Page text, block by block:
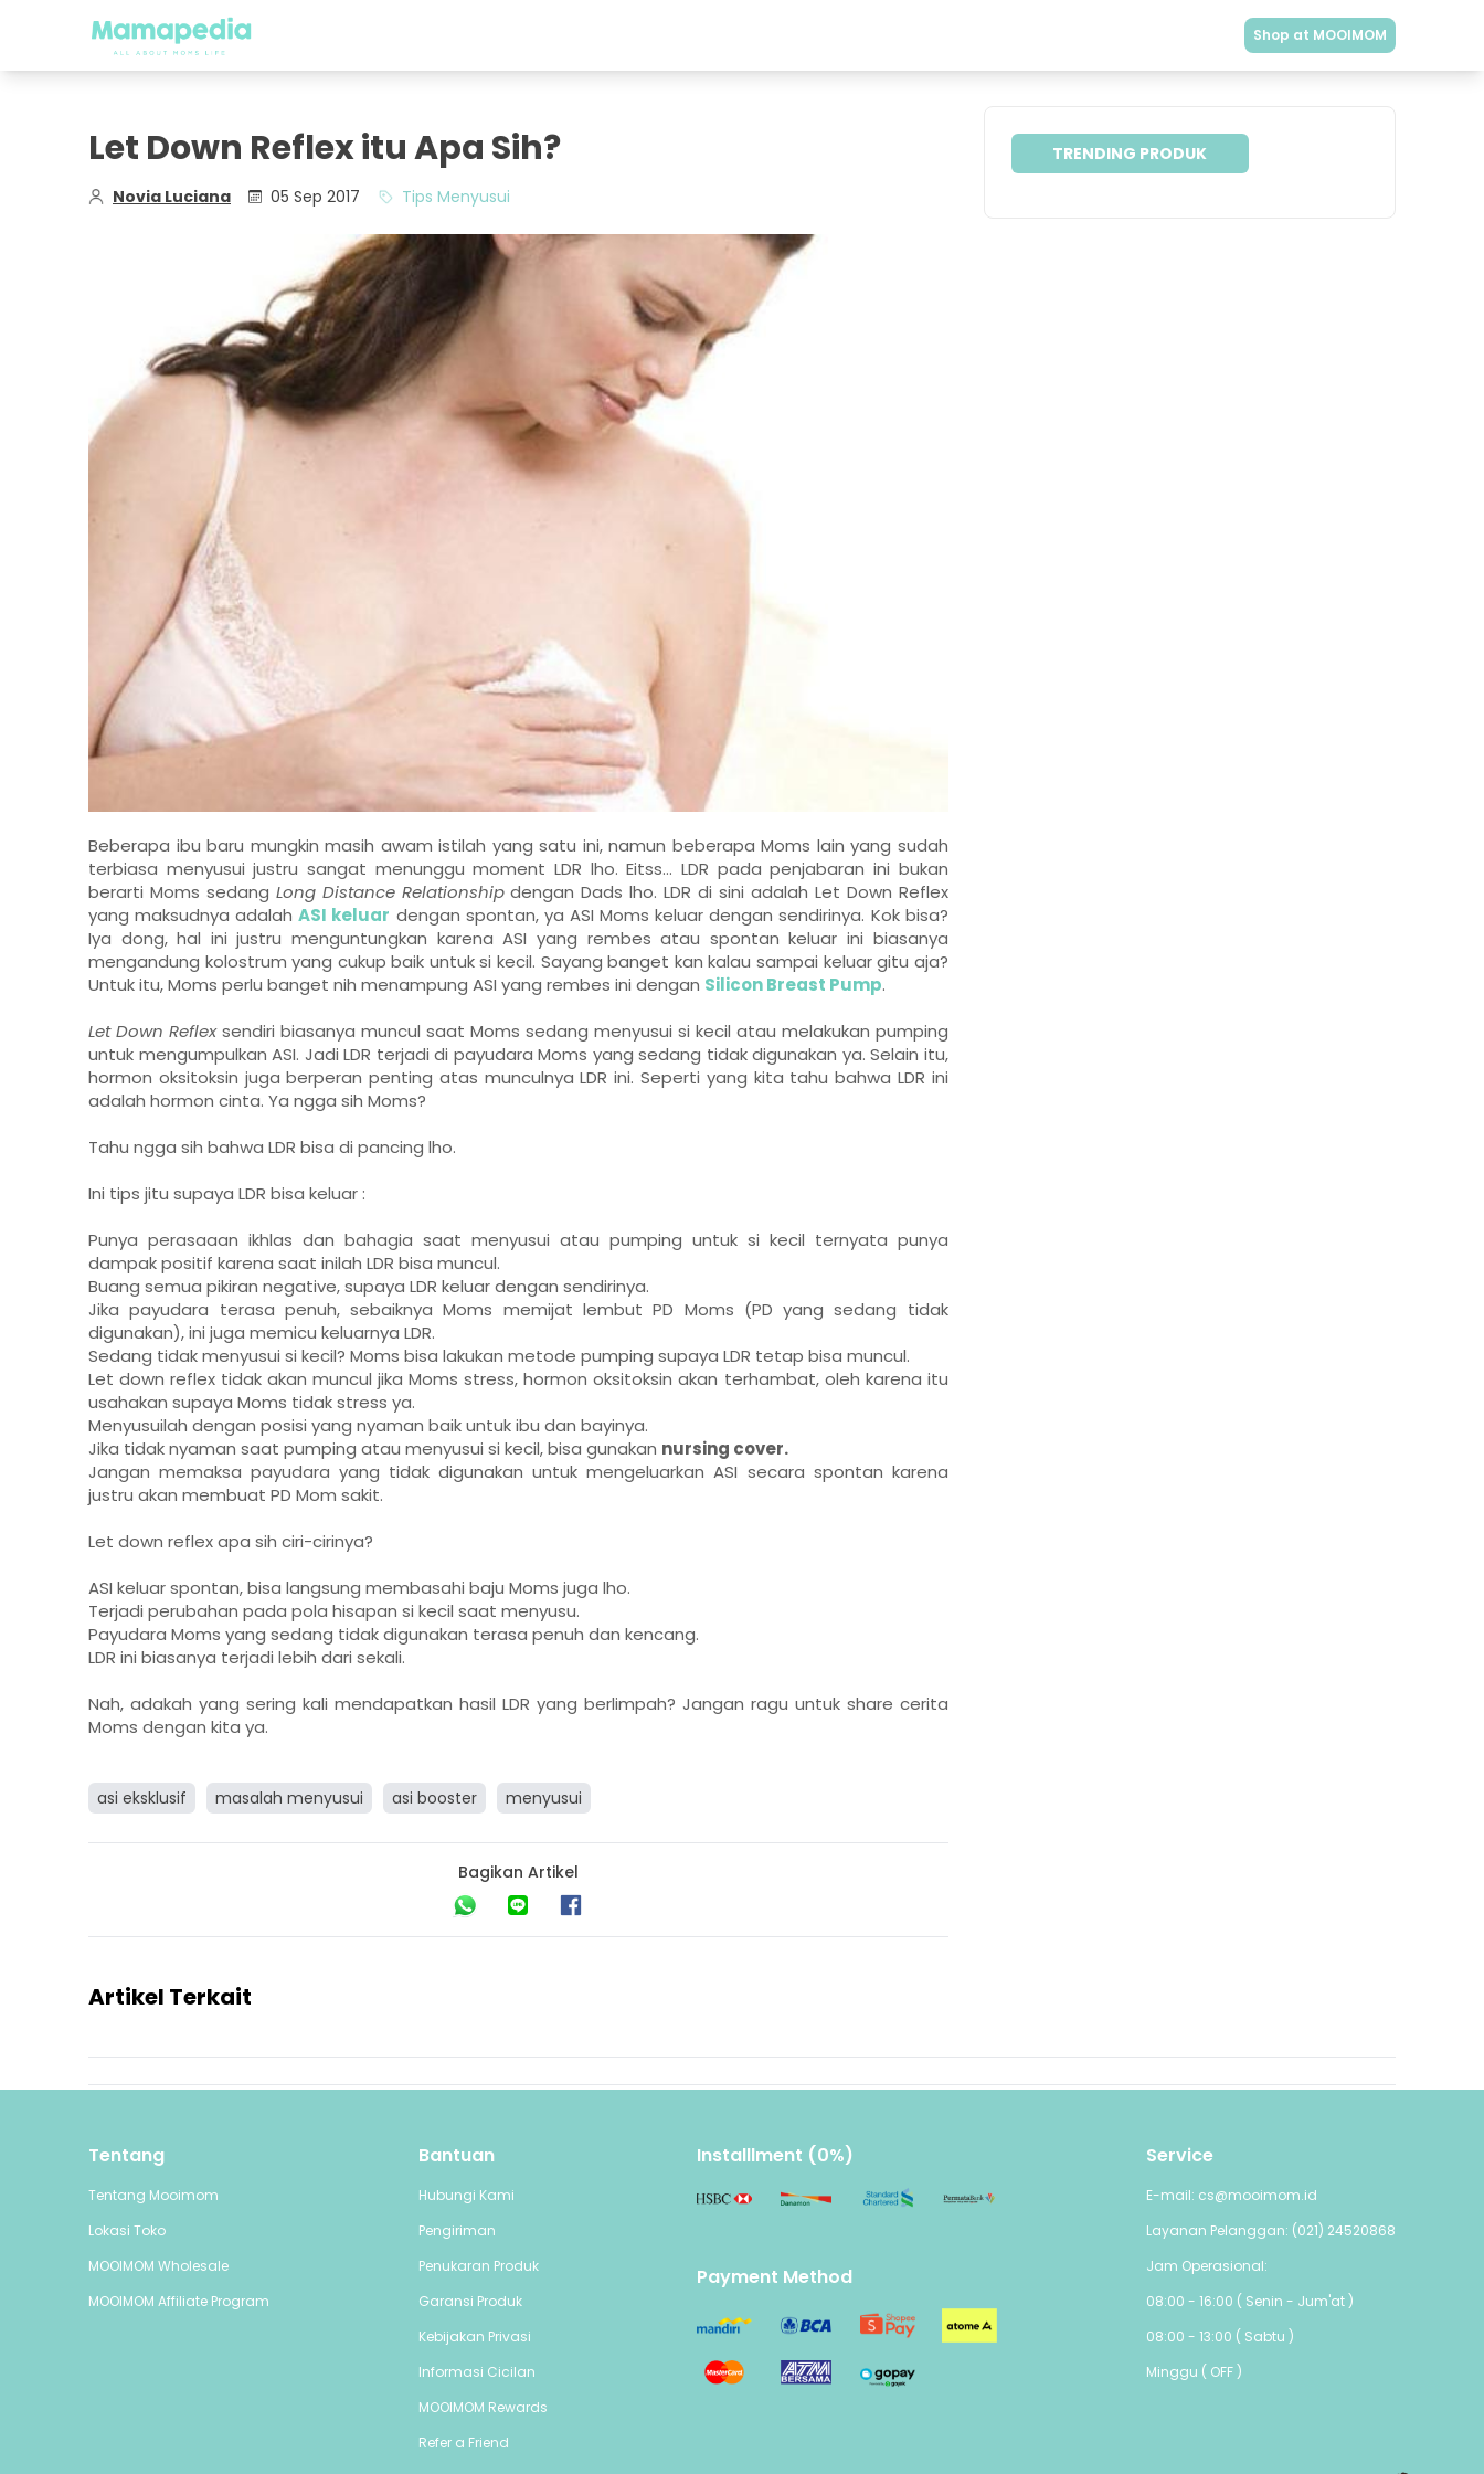
Shop at MOOIMOM
Let Down Reflex itu Apa Sih?
Novia Luciana 05 Sep 2017 Tips Menyusui
Beberapa ibu baru mungkin masih awam istilah yang satu ini, namun beberapa Moms lain yang sudah
terbiasa menyusui justru sangat menunggu moment LDR lho. Eitss… LDR pada penjabaran ini bukan
berarti Moms sedang Long Distance Relationshipdengan Dads lho. LDR di sini adalah Let Down Reflex
yang maksudnya adalahASI keluar dengan spontan, ya ASI Moms keluar dengan sendirinya. Kok bisa?
Iya dong, hal ini justru menguntungkan karena ASI yang rembes atau spontan keluar ini biasanya
mengandung kolostrum yang cukup baik untuk si kecil. Sayang banget kan kalau sampai keluar gitu aja?
Untuk itu, Moms perlu banget nih menampung ASI yang rembes ini dengan Silicon Breast Pump.
Let Down Reflexsendiri biasanya muncul saat Moms sedang menyusui si kecil atau melakukan pumping
untuk mengumpulkan ASI. Jadi LDR terjadi di payudara Moms yang sedang tidak digunakan ya. Selain itu,
hormon oksitoksin juga berperan penting atas munculnya LDR ini. Seperti yang kita tahu bahwa LDR ini
adalah hormon cinta. Ya ngga sih Moms?
Tahu ngga sih bahwa LDR bisa di pancing lho.
Ini tips jitu supaya LDR bisa keluar :
Punya perasaaan ikhlas dan bahagia saat menyusui atau pumping untuk si kecil ternyata punya
dampak positif karena saat inilah LDR bisa muncul.
Buang semua pikiran negative, supaya LDR keluar dengan sendirinya.
Jika payudara terasa penuh, sebaiknya Moms memijat lembut PD Moms (PD yang sedang tidak
digunakan), ini juga memicu keluarnya LDR.
Sedang tidak menyusui si kecil? Moms bisa lakukan metode pumping supaya LDR tetap bisa muncul.
Let down reflex tidak akan muncul jika Moms stress, hormon oksitoksin akan terhambat, oleh karena itu
usahakan supaya Moms tidak stress ya.
Menyusuilah dengan posisi yang nyaman baik untuk ibu dan bayinya.
Jika tidak nyaman saat pumping atau menyusui si kecil, bisa gunakan nursing cover.
Jangan memaksa payudara yang tidak digunakan untuk mengeluarkan ASI secara spontan karena
justru akan membuat PD Mom sakit.
Let down reflex apa sih ciri-cirinya?
ASI keluar spontan, bisa langsung membasahi baju Moms juga lho.
Terjadi perubahan pada pola hisapan si kecil saat menyusu.
Payudara Moms yang sedang tidak digunakan terasa penuh dan kencang.
LDR ini biasanya terjadi lebih dari sekali.
Nah, adakah yang sering kali mendapatkan hasil LDR yang berlimpah? Jangan ragu untuk share cerita
Moms dengan kita ya.
asi eksklusif masalah menyusui asi booster menyusui
Bagikan Artikel
TRENDING PRODUK
Artikel Terkait
Tentang
Tentang Mooimom
Lokasi Toko
MOOIMOM Wholesale
MOOIMOM Affiliate Program
Bantuan
Hubungi Kami
Pengiriman
Penukaran Produk
Garansi Produk
Kebijakan Privasi
Informasi Cicilan
MOOIMOM Rewards
Refer a Friend
Installlment (0%)
Payment Method
Service
E-mail: cs@mooimom.id
Layanan Pelanggan: (021) 24520868
Jam Operasional:
08:00 - 16:00 ( Senin - Jum'at )
08:00 - 13:00 ( Sabtu )
Minggu ( OFF )